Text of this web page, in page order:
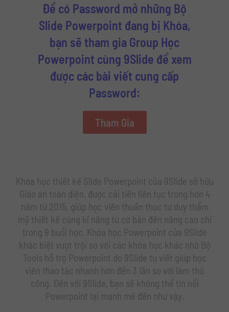
Để có Password mở những Bộ
Slide Powerpoint đang bị Khóa,
bạn sẽ tham gia Group Học
Powerpoint cùng 9Slide để xem
được các bài viết cung cấp
Password:
Tham Gia
Khóa học thiết kế Slide Powerpoint của 9Slide sở hữu
Giáo án toàn diện, được cải tiến liên tục trong hơn 4
năm từ 2015, giúp học viên thuần thục tư duy thẩm
mỹ thiết kế cùng kĩ năng từ cơ bản đến nâng cao chỉ
trong 9 buổi học. Khóa học Powerpoint của 9Slide
khác biệt vượt trội so với các khóa học khác nhờ Bộ
Tools hỗ trợ Powerpoint do 9Slide tự viết giúp học
viên thao tác nhanh hơn đến 3 lần so với làm thủ
công. Đến với 9Slide, bạn sẽ không thể tin nổi
Powerpoint lại mạnh mẽ đến như vậy.